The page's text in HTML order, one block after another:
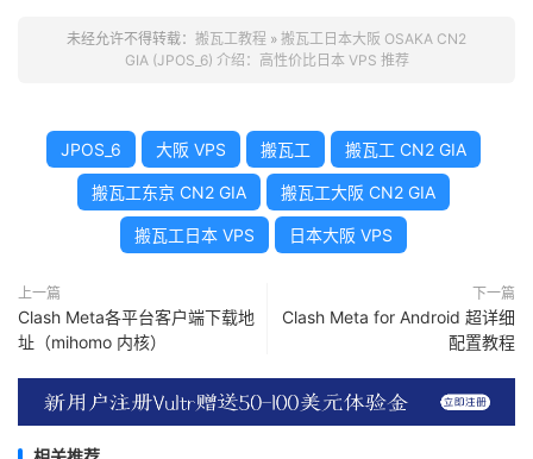
未经允许不得转载： 搬瓦工教程 » 搬瓦工日本大阪 OSAKA CN2
GIA (JPOS_6) 介绍：高性价比日本 VPS 推荐
JPOS_6 大阪 VPS 搬瓦工 搬瓦工 CN2 GIA
搬瓦工东京 CN2 GIA 搬瓦工大阪 CN2 GIA
搬瓦工日本 VPS 日本大阪 VPS
上一篇
Clash Meta各平台客户端下载地
址（mihomo 内核）
下一篇
Clash Meta for Android 超详细
配置教程